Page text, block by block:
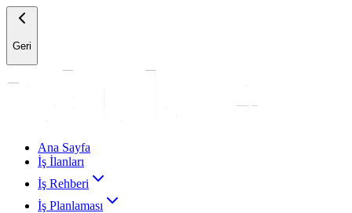
Geri
Ana Sayfa
İş İlanları
İş Rehberi
İş Planlaması